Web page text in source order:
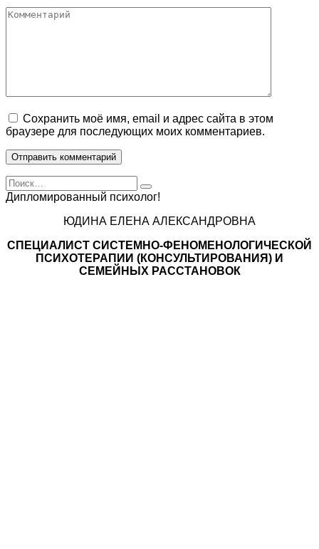
Комментарий
Сохранить моё имя, email и адрес сайта в этом
браузере для последующих моих комментариев.
Search
for:
Дипломированный психолог!
ЮДИНА ЕЛЕНА АЛЕКСАНДРОВНА
СПЕЦИАЛИСТ CИСТЕМНО-ФЕНОМЕНОЛОГИЧЕСКОЙ
ПСИХОТЕРАПИИ (КОНСУЛЬТИРОВАНИЯ) И
СЕМЕЙНЫХ РАССТАНОВОК